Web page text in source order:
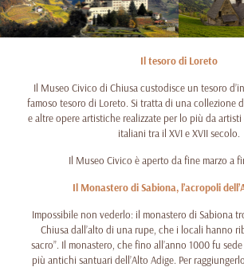
Il tesoro di Loreto
Il Museo Civico di Chiusa custodisce un tesoro
famoso tesoro di Loreto. Si tratta di una collezione
e altre opere artistiche realizzate per lo più da
italiani tra il XVI e XVII secolo.
Il Museo Civico è aperto da fine marzo a
Il Monastero di Sabiona, l’acropoli
Impossibile non vederlo: il monastero di Sabiona
Chiusa dall’alto di una rupe, che i locali hanno
sacro”. Il monastero, che fino all’anno 1000 fu
più antichi santuari dell’Alto Adige. Per